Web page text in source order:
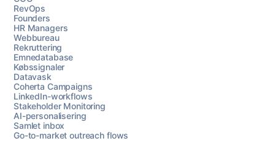
RevOps
Founders
HR Managers
Webbureau
Rekruttering
Emnedatabase
Købssignaler
Datavask
Coherta Campaigns
LinkedIn-workflows
Stakeholder Monitoring
AI-personalisering
Samlet inbox
Go-to-market outreach flows